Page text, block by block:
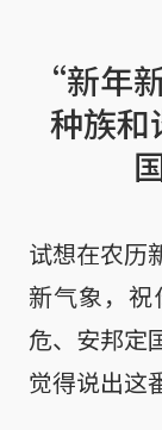
“新年
种族和
试想在农历
新气象，
危、安邦定
觉得说出这